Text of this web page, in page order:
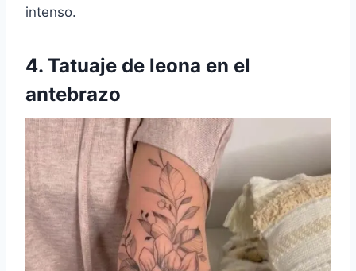
intenso.
4. Tatuaje de leona en el
antebrazo